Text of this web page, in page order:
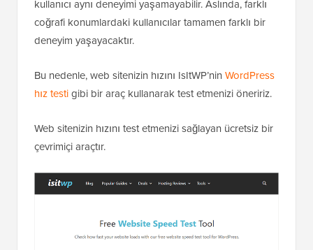
kullanıcı aynı deneyimi yaşamayabilir. Aslında, farklı
coğrafi konumlardaki kullanıcılar tamamen farklı bir
deneyim yaşayacaktır.
Bu nedenle, web sitenizin hızını IsItWP’nin WordPress
hız testigibi bir araç kullanarak test etmenizi öneririz.
Web sitenizin hızını test etmenizi sağlayan ücretsiz bir
çevrimiçi araçtır.